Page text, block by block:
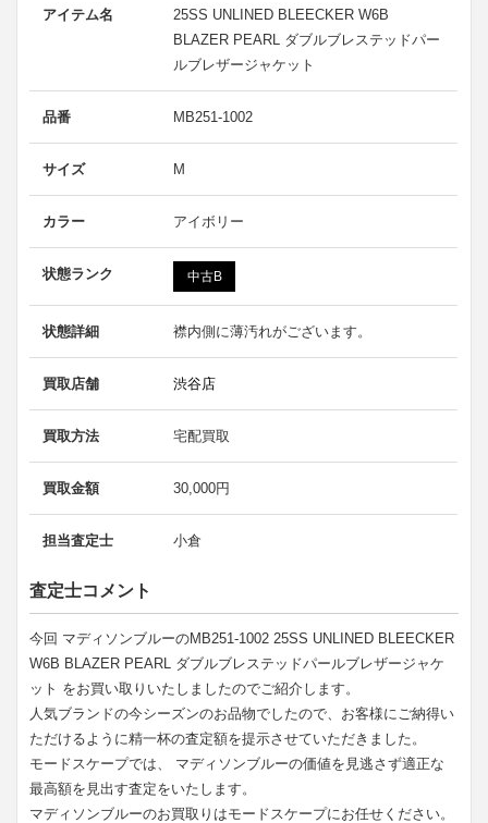
アイテム名
25SS UNLINED BLEECKER W6B
BLAZER PEARL ダブルブレステッドパー
ルブレザージャケット
品番 MB251-1002
サイズ M
カラー アイボリー
状態ランク 中古B
状態詳細 襟内側に薄汚れがございます。
買取店舗 渋谷店
買取方法 宅配買取
買取金額 30,000円
担当査定士 小倉
査定士コメント
今回 マディソンブルーのMB251-1002 25SS UNLINED BLEECKER
W6B BLAZER PEARL ダブルブレステッドパールブレザージャケ
ット をお買い取りいたしましたのでご紹介します。
人気ブランドの今シーズンのお品物でしたので、お客様にご納得い
ただけるように精一杯の査定額を提示させていただきました。
モードスケープでは、 マディソンブルーの価値を見逃さず適正な
最高額を見出す査定をいたします。
マディソンブルーのお買取りはモードスケープにお任せください。